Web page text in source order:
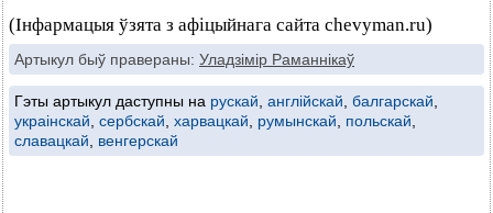
(Інфармацыя ўзята з афіцыйнага сайта chevyman.ru)
Артыкул быў правераны: Уладзімір Раманнікаў
Гэты артыкул даступны на рускай, англійскай, балгарскай,
украінскай, сербскай, харвацкай, румынскай, польскай,
славацкай, венгерскай